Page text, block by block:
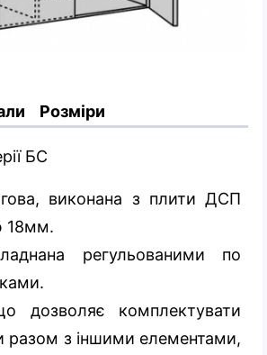
Розміри
БС
виконана з плити ДСП
18мм.
регульованими по
дозволяє комплектувати
разом з іншими елементами,